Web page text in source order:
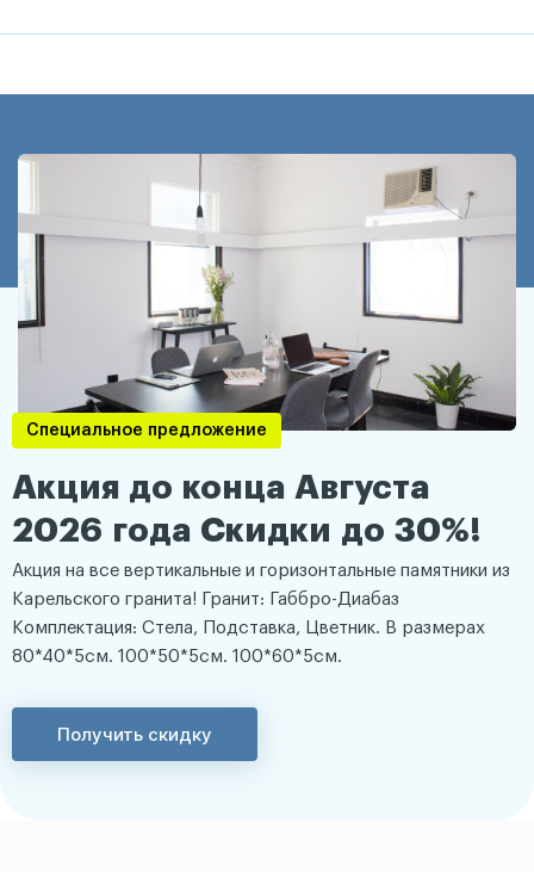
Специальное предложение
Акция до конца Августа
2026 года Скидки до 30%!
Акция на все вертикальные и горизонтальные памятники из
Карельского гранита! Гранит: Габбро-Диабаз
Комплектация: Стела, Подставка, Цветник. В размерах
80*40*5см. 100*50*5см. 100*60*5см.
Получить скидку